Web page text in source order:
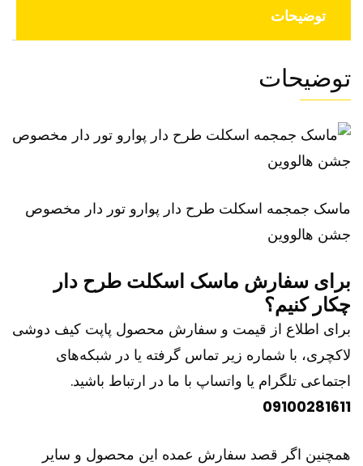
توضیحات
توضیحات
ماسک جمجمه اسکلت طرح دار پوارو تور دار مخصوص
جشن هالووین
برای سفارش ماسک اسکلت طرح دار
چکار کنیم؟
برای اطلاع از قیمت و سفارش محصول پاپت کیف دوشی
لاکچری، با شماره زیر تماس گرفته یا در شبکه‌های
اجتماعی تلگرام یا واتساپ با ما در ارتباط باشید.
09100281611
همچنین اگر قصد سفارش عمده این محصول و سایر